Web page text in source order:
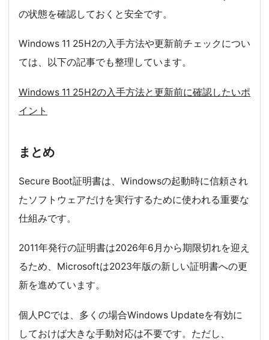
の状態を確認しておくと安全です。
Windows 11 25H2の入手方法や更新前チェックについ
ては、以下の記事でも整理しています。
Windows 11 25H2の入手方法と更新前に確認したいポ
イント
まとめ
Secure Boot証明書は、Windowsの起動時に信頼され
たソフトウェアだけを実行するために使われる重要な
仕組みです。
2011年発行の証明書は2026年6月から期限切れを迎え
るため、Microsoftは2023年版の新しい証明書への更
新を進めています。
個人PCでは、多くの場合Windows Updateを有効に
しておけば大きな手動対応は不要です。ただし、